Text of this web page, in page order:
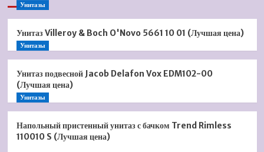
Унитазы
Унитаз Villeroy & Boch O'Novo 5661 10 01 (Лучшая цена)
Унитазы
Унитаз подвесной Jacob Delafon Vox EDM102-00
(Лучшая цена)
Унитазы
Напольный пристенный унитаз с бачком Trend Rimless
110010 S (Лучшая цена)